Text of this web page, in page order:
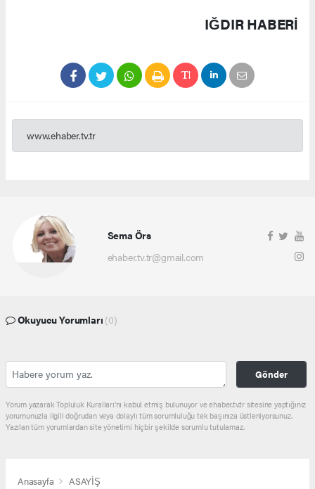
IĞDIR HABERİ
www.ehaber.tv.tr
Sema Örs
ehaber.tv.tr@gmail.com
Okuyucu Yorumları (0)
Gönder
Yorum yazarak Topluluk Kuralları’nı kabul etmiş bulunuyor ve ehaber.tv.tr sitesine yaptığınız
yorumunuzla ilgili doğrudan veya dolaylı tüm sorumluluğu tek başınıza üstleniyorsunuz.
Yazılan tüm yorumlardan site yönetimi hiçbir şekilde sorumlu tutulamaz.
Anasayfa ASAYİŞ